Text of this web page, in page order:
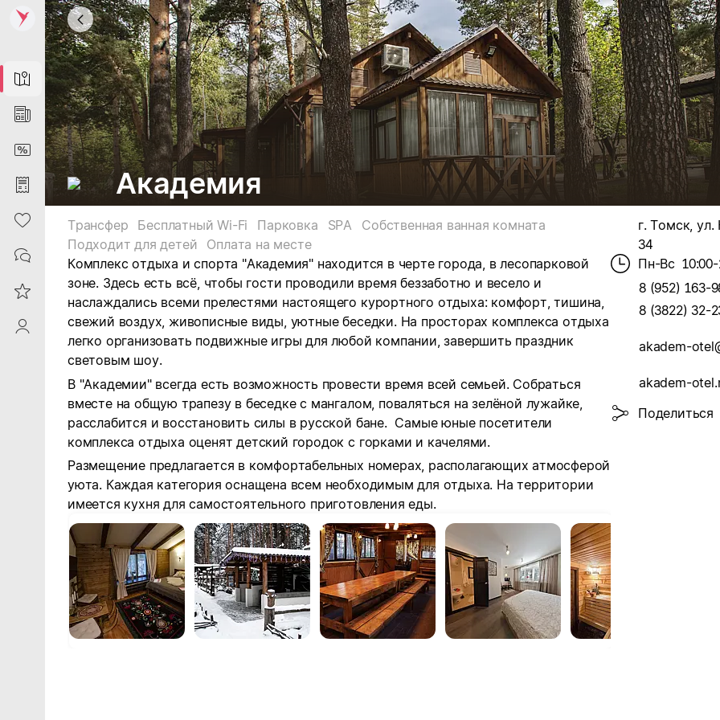
Map
News
DiscountCard
Purchases
Heart
Contacts
Reviews
ProfileSaby
Академия
Трансфер Бесплатный Wi-Fi Парковка SPA
Собственная ванная комната
Подходит для детей
Оплата на месте
Комплекс отдыха и спорта "Академия" находится в черте города, в лесопарковой
зоне. Здесь есть всё, чтобы гости проводили время беззаботно и весело и
наслаждались всеми прелестями настоящего курортного отдыха: комфорт, тишина,
свежий воздух, живописные виды, уютные беседки. На просторах комплекса отдыха
легко организовать подвижные игры для любой компании, завершить праздник
световым шоу.
В "Академии" всегда есть возможность провести время всей семьей. Собраться
вместе на общую трапезу в беседке с мангалом, поваляться на зелёной лужайке,
расслабится и восстановить силы в русской бане. Самые юные посетители
комплекса отдыха оценят детский городок с горками и качелями.
Размещение предлагается в комфортабельных номерах, располагающих атмосферой
уюта. Каждая категория оснащена всем необходимым для отдыха. На территории
имеется кухня для самостоятельного приготовления еды.
г. Томск, ул.
34
Пн-Вс
8 (952) 163-
8 (3822) 32-
akadem-
akadem-
Поделиться